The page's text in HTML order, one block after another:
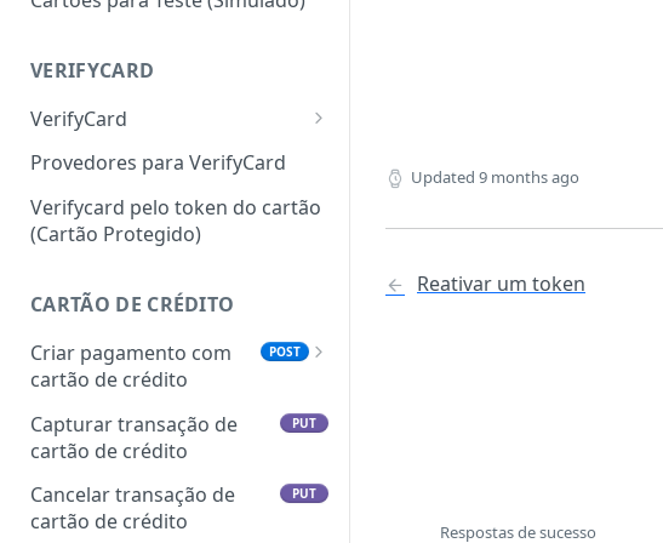
VERIFYCARD
VerifyCard
VerifyCard pelo número
Provedores para VerifyCard
Verifycard pelo token do cartão
(Cartão Protegido)
CARTÃO DE CRÉDITO
Criar pagamento com
cartão de crédito
POST
Visa Intelligent Data Exchange
(IDX)
Capturar transação de
cartão de crédito
PUT
Cancelar transação de
cartão de crédito
PUT
Updated 9 months ago
Reativar um token
Respostas de sucesso